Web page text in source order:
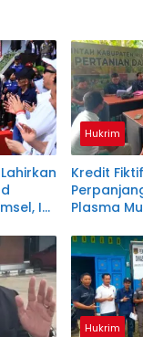
Ini
Hukrim
Kredit
Plasma
Hukrim